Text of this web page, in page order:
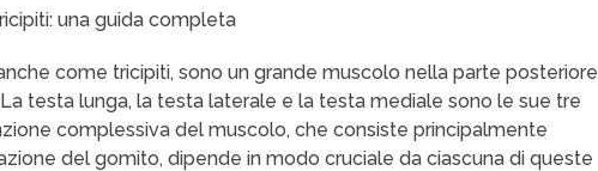
una guida completa
come tricipiti, sono un grande muscolo nella parte posteriore
testa lunga, la testa laterale e la testa mediale sono le sue tre
complessiva del muscolo, che consiste principalmente
del gomito, dipende in modo cruciale da ciascuna di queste